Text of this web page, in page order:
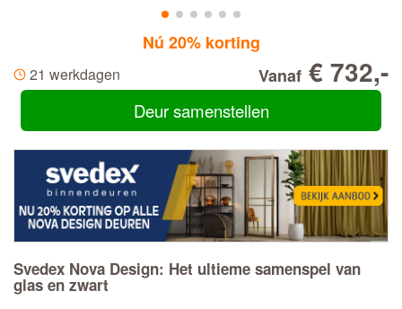
Nú 20% korting
21 werkdagen Vanaf € 732,-
Deur samenstellen
Svedex Nova Design: Het ultieme samenspel van
glas en zwart